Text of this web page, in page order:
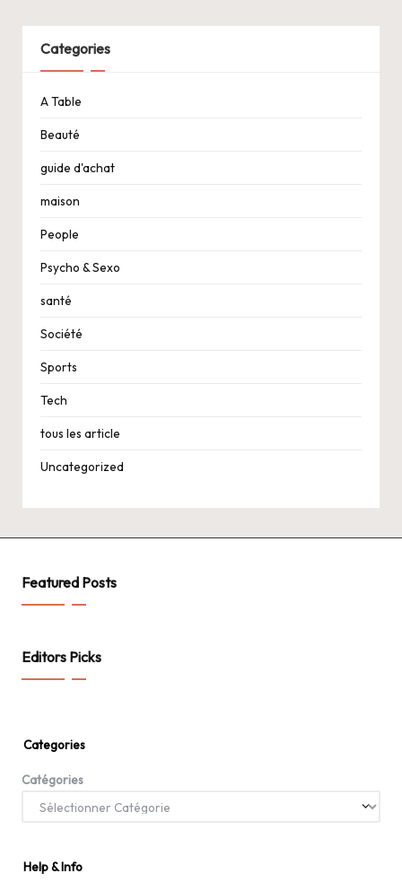
Categories
A Table
Beauté
guide d'achat
maison
People
Psycho & Sexo
santé
Société
Sports
Tech
tous les article
Uncategorized
Featured Posts
Editors Picks
Categories
Catégories
Help & Info